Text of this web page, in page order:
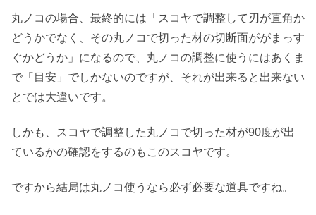
丸ノコの場合、最終的には「スコヤで調整して刃が直角か
どうかでなく、その丸ノコで切った材の切断面ががまっす
ぐかどうか」になるので、丸ノコの調整に使うにはあくま
で「目安」でしかないのですが、それが出来ると出来ない
とでは大違いです。
しかも、スコヤで調整した丸ノコで切った材が90度が出
ているかの確認をするのもこのスコヤです。
ですから結局は丸ノコ使うなら必ず必要な道具ですね。